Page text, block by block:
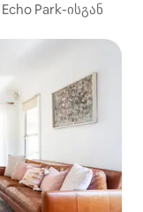
Park-ისგან